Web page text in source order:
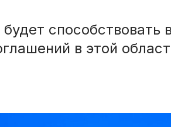
способствовать
в этой